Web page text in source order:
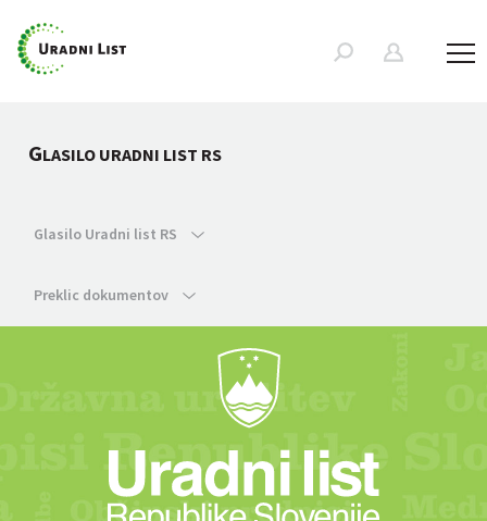
GLASILO URADNI LIST RS
Glasilo Uradni list RS
Preklic dokumentov